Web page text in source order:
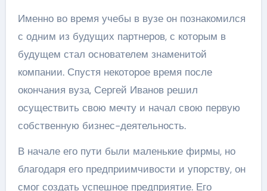
Именно во время учебы в вузе он познакомился
с одним из будущих партнеров, с которым в
будущем стал основателем знаменитой
компании. Спустя некоторое время после
окончания вуза, Сергей Иванов решил
осуществить свою мечту и начал свою первую
собственную бизнес-деятельность.
В начале его пути были маленькие фирмы, но
благодаря его предприимчивости и упорству, он
смог создать успешное предприятие. Его